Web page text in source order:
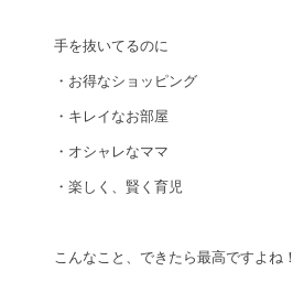
手を抜いてるのに
・お得なショッピング
・キレイなお部屋
・オシャレなママ
・楽しく、賢く育児
こんなこと、できたら最高ですよね！